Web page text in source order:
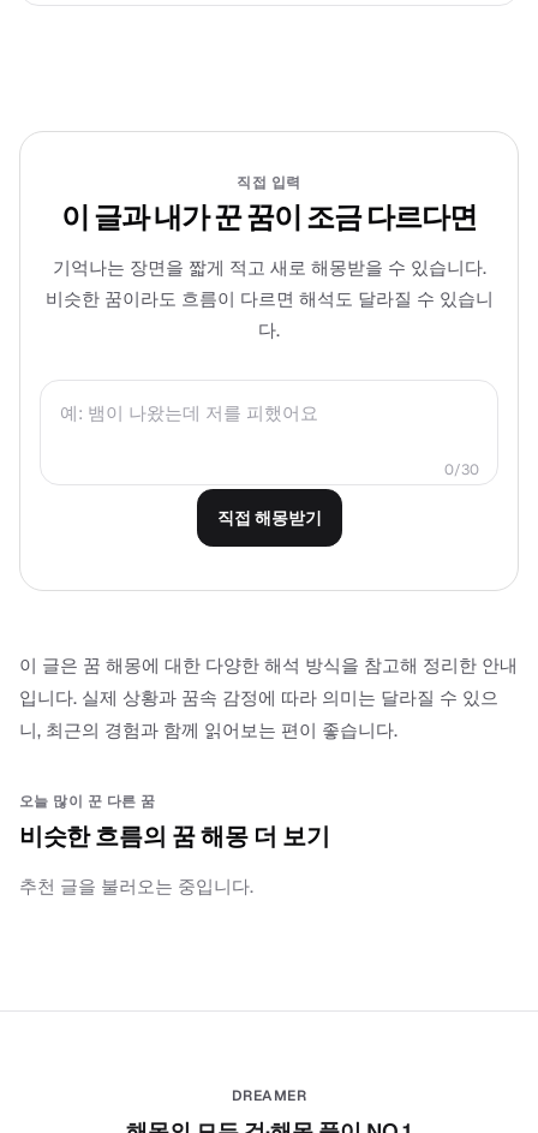
직접 입력
이 글과 내가 꾼 꿈이 조금 다르다면
기억나는 장면을 짧게 적고 새로 해몽받을 수 있습니다.
비슷한 꿈이라도 흐름이 다르면 해석도 달라질 수 있습니
다.
0/30
직접 해몽받기
이 글은 꿈 해몽에 대한 다양한 해석 방식을 참고해 정리한 안내
입니다. 실제 상황과 꿈속 감정에 따라 의미는 달라질 수 있으
니, 최근의 경험과 함께 읽어보는 편이 좋습니다.
오늘 많이 꾼 다른 꿈
비슷한 흐름의 꿈 해몽 더 보기
추천 글을 불러오는 중입니다.
DREAMER